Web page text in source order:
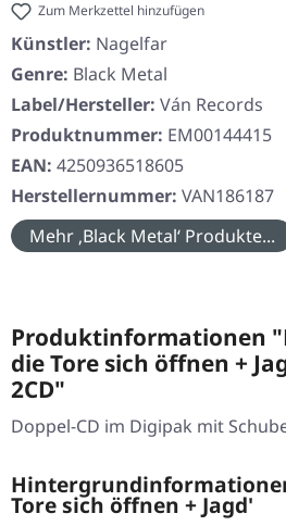
Zum Merkzettel hinzufügen
Künstler: Nagelfar
Genre: Black Metal
Label/Hersteller: Ván Records
Produktnummer: EM00144415
EAN: 4250936518605
Herstellernummer: VAN186187
Mehr ‚Black Metal‘ Produkte...
Produktinformationen
die Tore sich öffnen +
2CD"
Doppel-CD im Digipak mit
Tore sich öffnen + Jagd'